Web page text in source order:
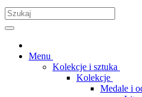
Menu
Kolekcje i sztuka
Kolekcje
Medale i